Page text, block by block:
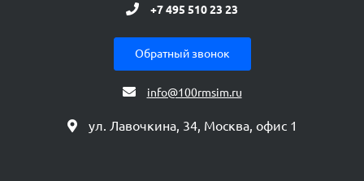
+7 495 510 23 23
Обратный звонок
info@100rmsim.ru
ул. Лавочкина, 34, Москва, офис 1